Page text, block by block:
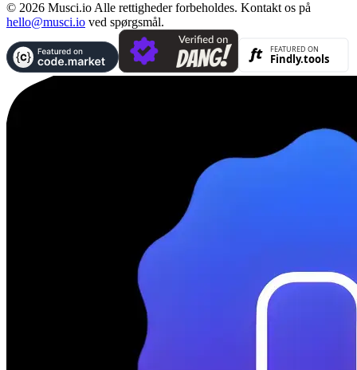
© 2026 Musci.io Alle rettigheder forbeholdes. Kontakt os på
hello@musci.io ved spørgsmål.